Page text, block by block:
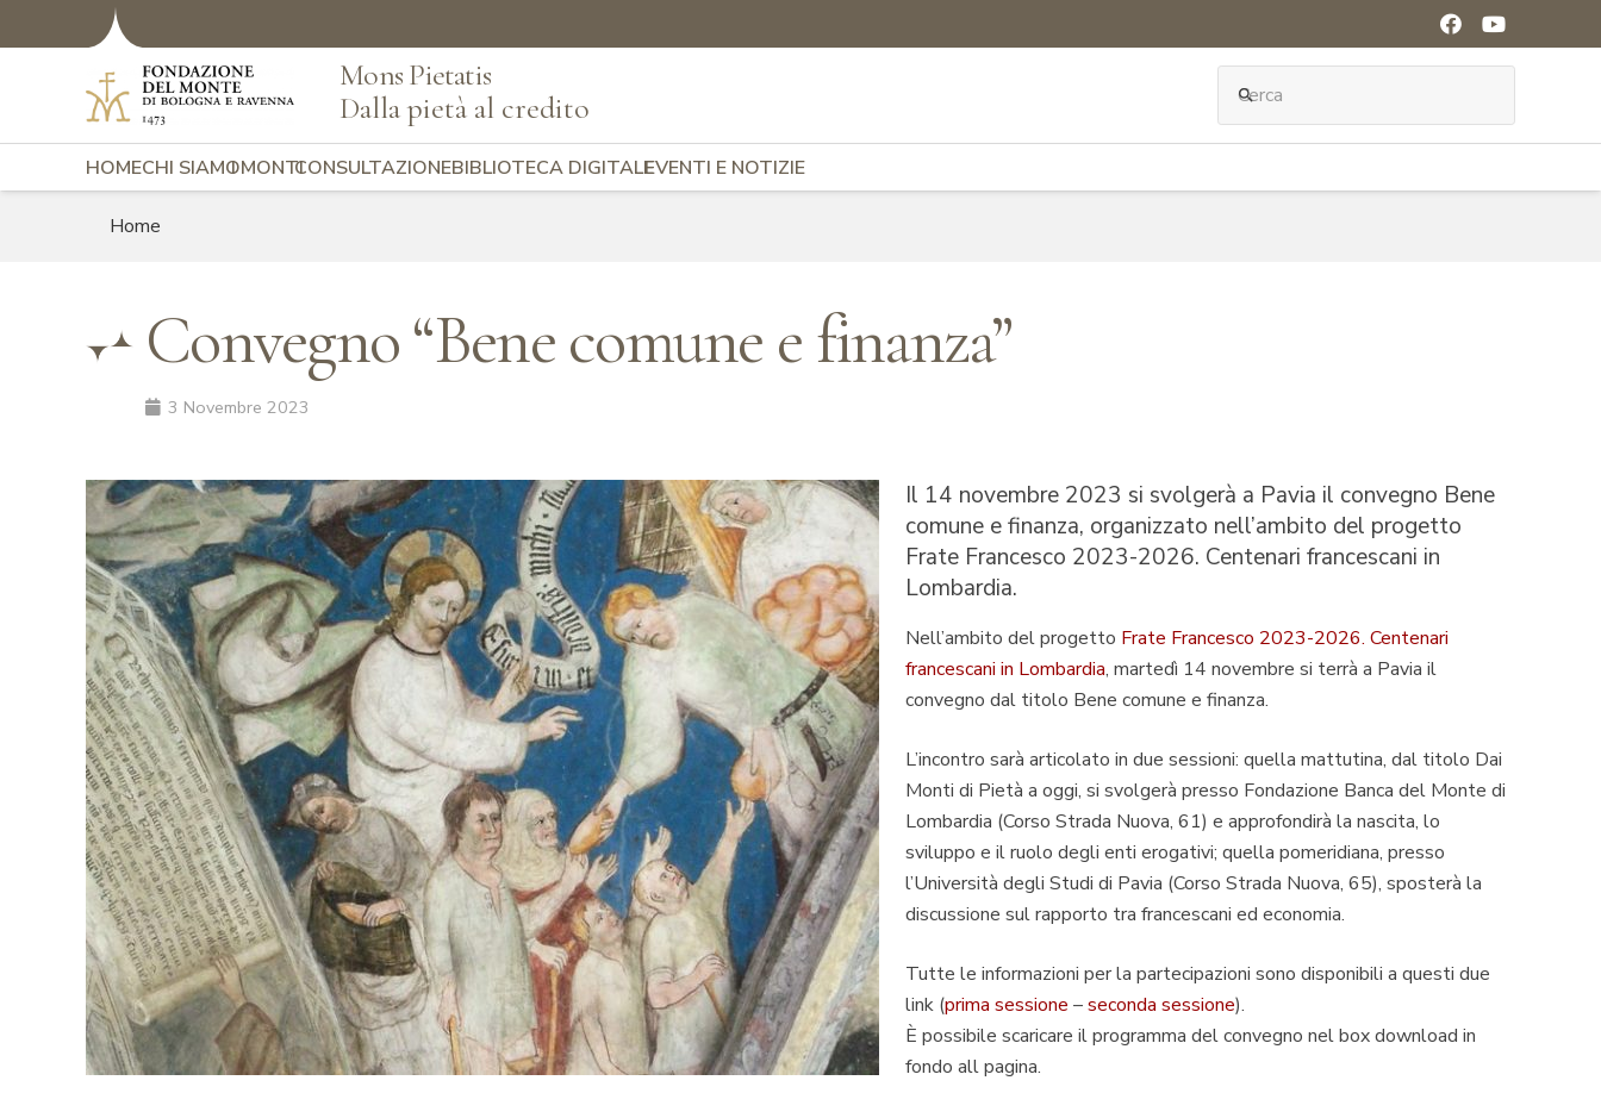
Mons Pietatis
Dalla pietà al credito
search
HOMECHI SIAMOI MONTICONSULTAZIONEBIBLIOTECA DIGITALEEVENTI E NOTIZIE
Home
Convegno “Bene comune e finanza”
3 Novembre 2023
Il 14 novembre 2023 si svolgerà a Pavia il convegno Bene
comune e finanza, organizzato nell’ambito del progetto
Frate Francesco 2023-2026. Centenari francescani in
Lombardia.
Nell’ambito del progetto Frate Francesco 2023-2026. Centenari
francescani in Lombardia, martedì 14 novembre si terrà a Pavia il
convegno dal titolo Bene comune e finanza.
L’incontro sarà articolato in due sessioni: quella mattutina, dal titolo Dai
Monti di Pietà a oggi, si svolgerà presso Fondazione Banca del Monte di
Lombardia (Corso Strada Nuova, 61) e approfondirà la nascita, lo
sviluppo e il ruolo degli enti erogativi; quella pomeridiana, presso
l’Università degli Studi di Pavia (Corso Strada Nuova, 65), sposterà la
discussione sul rapporto tra francescani ed economia.
Tutte le informazioni per la partecipazioni sono disponibili a questi due
link (prima sessione –seconda sessione).
È possibile scaricare il programma del convegno nel box download in
fondo all pagina.